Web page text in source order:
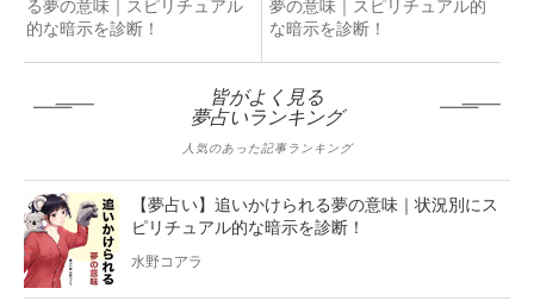
的な暗示を診断！
な暗示を診断！
皆がよく見る
夢占いランキング
人気のあった記事ランキング
【夢占い】追いかけられる夢の意味｜状況別にス
ピリチュアル的な暗示を診断！
水野コアラ